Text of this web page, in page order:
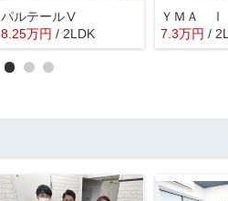
パルテールⅤ
8.25万円 / 2LDK
ＹＭＡ Ⅰ
7.3万円 /